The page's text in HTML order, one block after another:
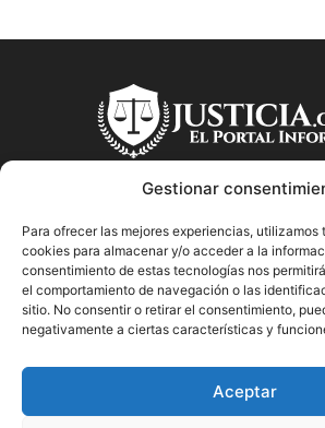
Gestionar
Para ofrecer las mejores experiencias, utilizamos
cookies para almacenar y/o acceder a la
consentimiento de estas tecnologías nos
el comportamiento de navegación o las
sitio. No consentir o retirar el consentimiento,
negativamente a ciertas características y
Aceptar
SOBRE
"Descubre en Justicia.com.es
justicia española. Obtén consejos
y encuentra información útil sobre
blog dedicado a la justicia en